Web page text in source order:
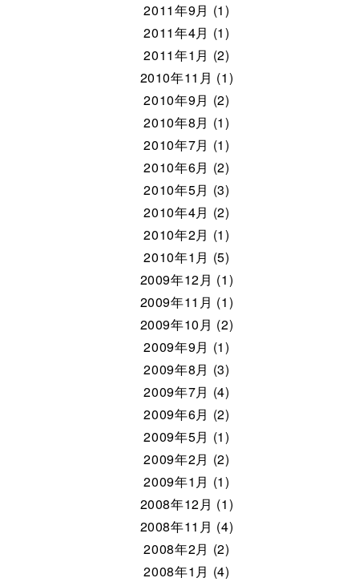
2011年9月 (1)
2011年4月 (1)
2011年1月 (2)
2010年11月 (1)
2010年9月 (2)
2010年8月 (1)
2010年7月 (1)
2010年6月 (2)
2010年5月 (3)
2010年4月 (2)
2010年2月 (1)
2010年1月 (5)
2009年12月 (1)
2009年11月 (1)
2009年10月 (2)
2009年9月 (1)
2009年8月 (3)
2009年7月 (4)
2009年6月 (2)
2009年5月 (1)
2009年2月 (2)
2009年1月 (1)
2008年12月 (1)
2008年11月 (4)
2008年2月 (2)
2008年1月 (4)